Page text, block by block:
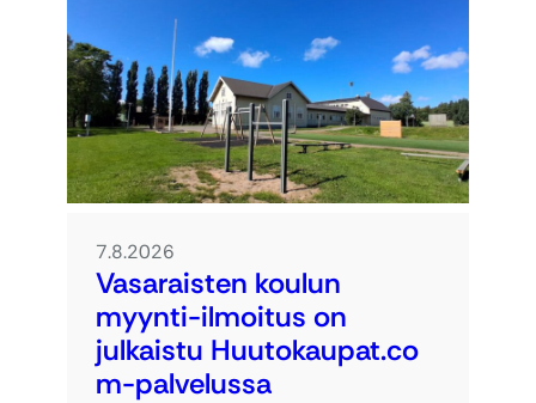
7.8.2026
Vasaraisten koulun
myynti-ilmoitus on
julkaistu Huutokaupat.co
m-palvelussa